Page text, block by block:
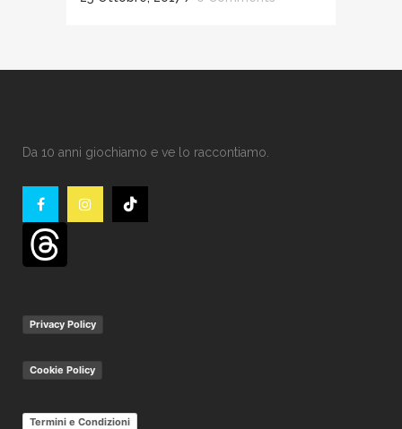
Da 10 anni giochiamo e ve lo raccontiamo.
Privacy Policy
Cookie Policy
Termini e Condizioni